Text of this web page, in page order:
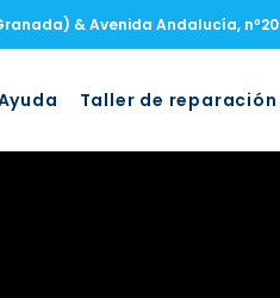
& Avenida Andalucía,
Taller de reparación